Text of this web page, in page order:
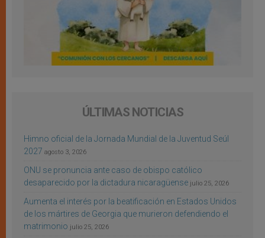
ÚLTIMAS NOTICIAS
Himno oficial de la Jornada Mundial de la Juventud Seúl
2027 agosto 3, 2026
ONU se pronuncia ante caso de obispo católico
desaparecido por la dictadura nicaragüense julio 25, 2026
Aumenta el interés por la beatificación en Estados Unidos
de los mártires de Georgia que murieron defendiendo el
matrimonio julio 25, 2026